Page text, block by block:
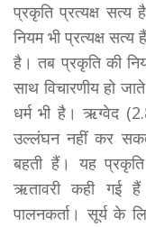
प्रकृति प्रत्यक्ष सत्य
नियम भी प्रत्यक्ष
है। तब प्रकृति की
साथ विचारणीय हो
धर्म भी है। ऋग्वेद
उल्लंघन नहीं कर
बहती हैं। यह
ऋतावरी कही गई
पालनकर्ता। सूर्य के